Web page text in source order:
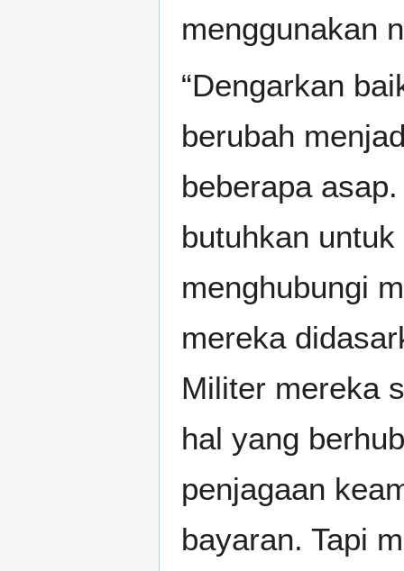
menggunakan
“Dengarkan
berubah
beberapa
butuhkan
menghubungi
mereka
Militer mereka
hal yang
penjagaan
bayaran. Tapi